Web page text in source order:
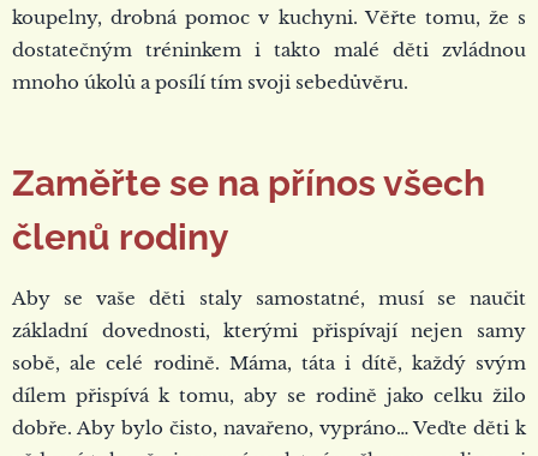
koupelny, drobná pomoc v kuchyni. Věřte tomu, že s
dostatečným tréninkem i takto malé děti zvládnou
mnoho úkolů a posílí tím svoji sebedůvěru.
Zaměřte se na přínos všech
členů rodiny
Aby se vaše děti staly samostatné, musí se naučit
základní dovednosti, kterými přispívají nejen samy
sobě, ale celé rodině. Máma, táta i dítě, každý svým
dílem přispívá k tomu, aby se rodině jako celku žilo
dobře. Aby bylo čisto, navařeno, vypráno… Veďte děti k